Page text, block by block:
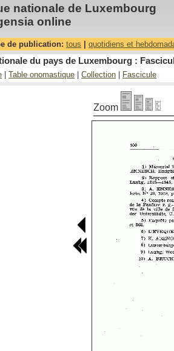
nationale de Luxembourg
online
de publication: tous quotidiens et
du pays de Luxembourg :
Table onomastique Collection Fascicule
Zoom